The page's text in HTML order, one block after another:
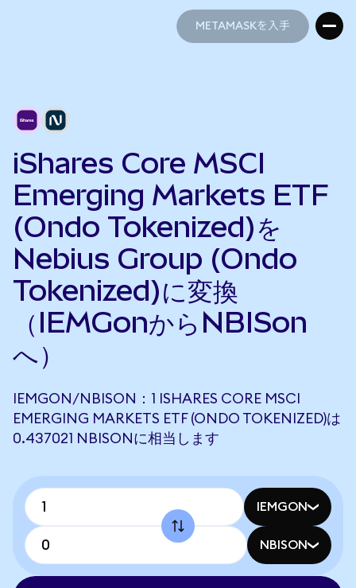
METAMASKを入手
iShares Core MSCI
Emerging Markets ETF
(Ondo Tokenized)を
Nebius Group (Ondo
Tokenized)に変換
（IEMGonからNBISon
へ）
IEMGON/NBISON：1 ISHARES CORE MSCI
EMERGING MARKETS ETF (ONDO TOKENIZED)は
0.437021 NBISONに相当します
IEMGON
NBISON